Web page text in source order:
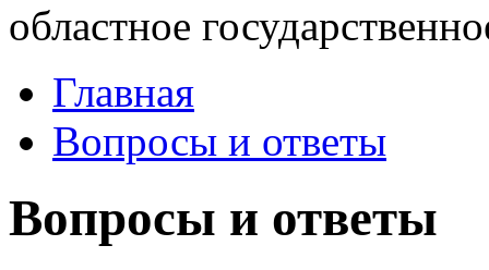
областное
Главная
Вопросы и ответы
Вопросы и ответы